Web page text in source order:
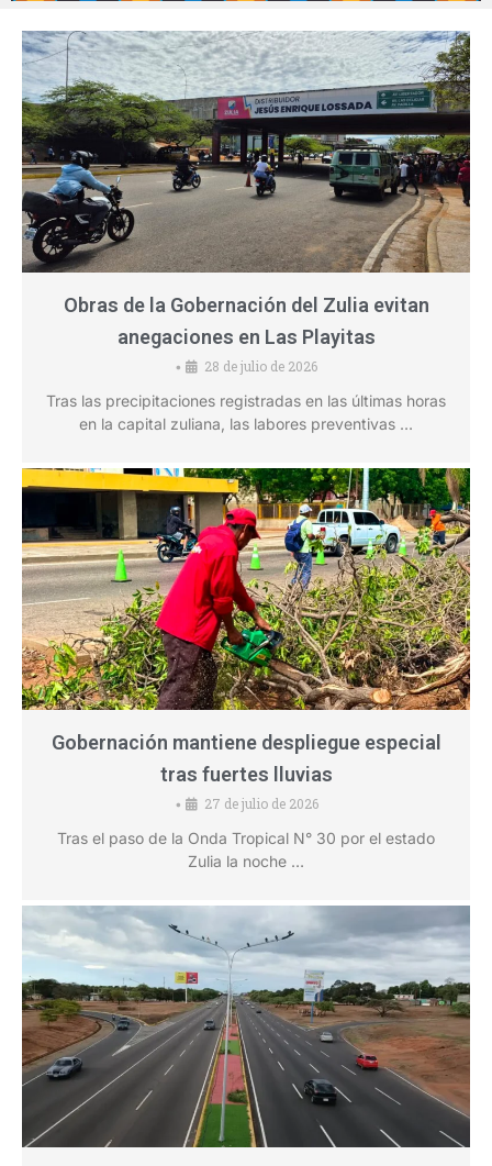
Obras de la Gobernación del Zulia evitan
anegaciones en Las Playitas
• 28 de julio de 2026
Tras las precipitaciones registradas en las últimas horas
en la capital zuliana, las labores preventivas …
Gobernación mantiene despliegue especial
tras fuertes lluvias
• 27 de julio de 2026
Tras el paso de la Onda Tropical N° 30 por el estado
Zulia la noche …